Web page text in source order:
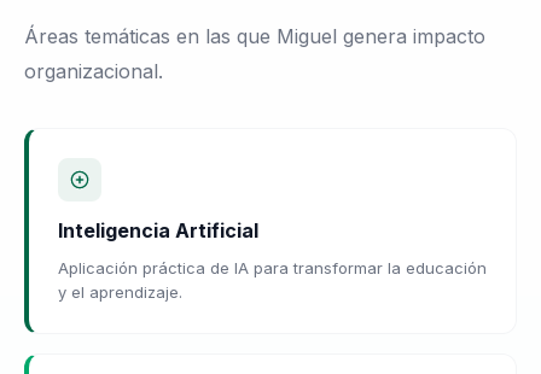
Áreas temáticas en las que Miguel genera impacto
organizacional.
Inteligencia Artificial
Aplicación práctica de IA para transformar la educación
y el aprendizaje.